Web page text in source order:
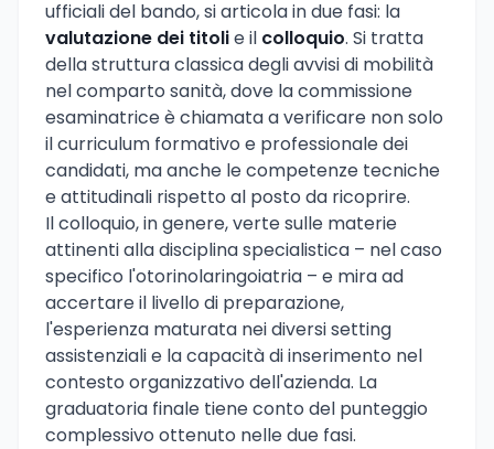
ufficiali del bando, si articola in due fasi: la
valutazione dei titolie il colloquio. Si tratta
della struttura classica degli avvisi di mobilità
nel comparto sanità, dove la commissione
esaminatrice è chiamata a verificare non solo
il curriculum formativo e professionale dei
candidati, ma anche le competenze tecniche
e attitudinali rispetto al posto da ricoprire.
Il colloquio, in genere, verte sulle materie
attinenti alla disciplina specialistica – nel caso
specifico l'otorinolaringoiatria – e mira ad
accertare il livello di preparazione,
l'esperienza maturata nei diversi setting
assistenziali e la capacità di inserimento nel
contesto organizzativo dell'azienda. La
graduatoria finale tiene conto del punteggio
complessivo ottenuto nelle due fasi.